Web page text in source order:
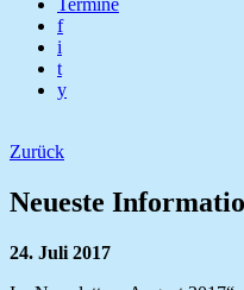
Termine
f
i
t
y
Zurück
Neueste
24. Juli 2017